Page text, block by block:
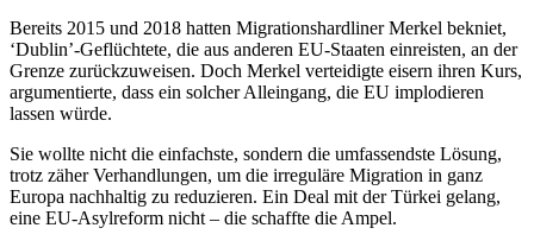
Bereits 2015 und 2018 hatten Migrationshardliner Merkel bekniet,
‘Dublin’-Geflüchtete, die aus anderen EU-Staaten einreisten, an der
Grenze zurückzuweisen. Doch Merkel verteidigte eisern ihren Kurs,
argumentierte, dass ein solcher Alleingang, die EU implodieren
lassen würde.
Sie wollte nicht die einfachste, sondern die umfassendste Lösung,
trotz zäher Verhandlungen, um die irreguläre Migration in ganz
Europa nachhaltig zu reduzieren. Ein Deal mit der Türkei gelang,
eine EU-Asylreform nicht – die schaffte die Ampel.